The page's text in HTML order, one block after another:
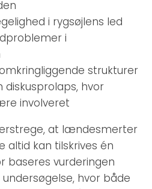
i rygsøjlens led
i
strukturer
diskusprolaps, hvor
involveret
at lændesmerter
altid kan tilskrives én
baseres vurderingen
hvor både